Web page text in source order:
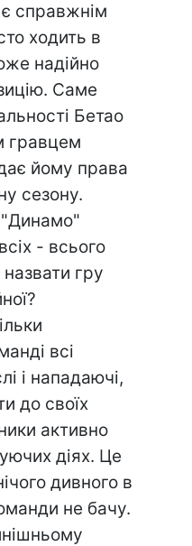
справжнім
ходить в
надійно
Саме
Бетао
гравцем
йому права
сезону.
"Динамо"
- всього
гру
всі
і нападаючі,
до своїх
активно
діях. Це
дивного в
не бачу.